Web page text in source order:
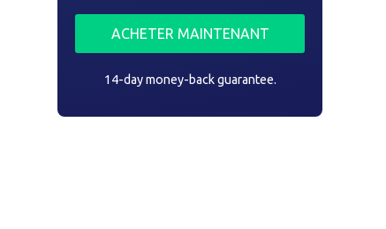
ACHETER MAINTENANT
14-day money-back guarantee.